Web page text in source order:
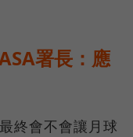
署長：應
終會不會讓月球